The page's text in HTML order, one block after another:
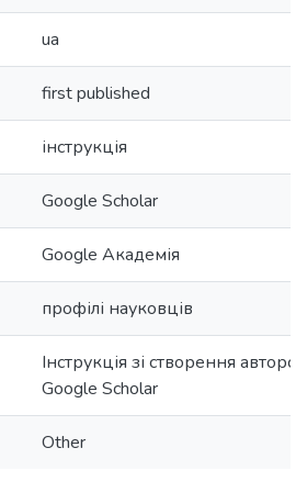
ua
first published
інструкція
Google Scholar
Google Академія
профілі науковців
Інструкція зі створення
Google Scholar
Other